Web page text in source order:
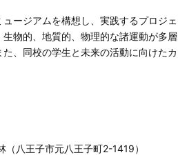
ージアムを構想し、実践するプロジェ
物的、地質的、物理的な諸運動が多
、同校の学生と未来の活動に向けた
（八王子市元八王子町2-1419）